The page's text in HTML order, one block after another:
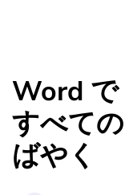
Word で
すべて
ばやく